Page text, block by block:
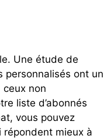
Une étude de
personnalisés ont un
ceux non
liste d’abonnés
vous pouvez
répondent mieux à